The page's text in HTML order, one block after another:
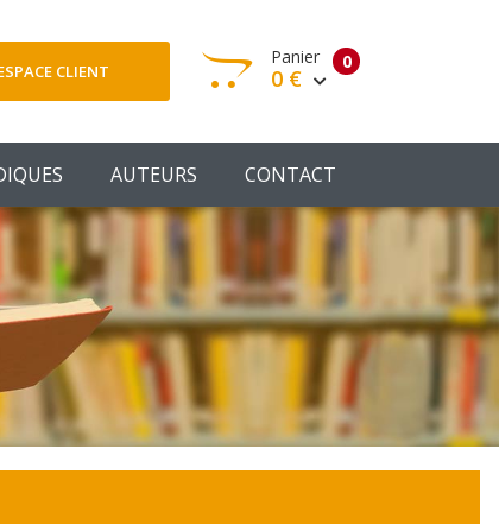
CLIENT 0
Panier
0 €
panier est vide
Panier
AUTEURS CONTACT